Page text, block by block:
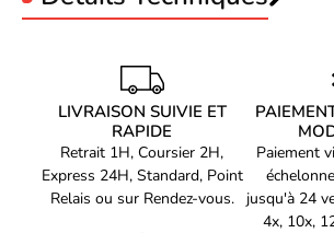
Port Adaptateur secteur pour
65W-Seconde Vie-Très Bon Etat
d'alimentation
Tension d'entrée
CA 100-240 V
Fréquence requise
50/60 Hz
19.5 V
LIVRAISON SUIVIE ET
RAPIDE
Retrait 1H, Coursier 2H,
Express 24H, Standard, Point
Relais ou sur Rendez-vous.
Paiement
jusqu'à 24
4x, 10x,